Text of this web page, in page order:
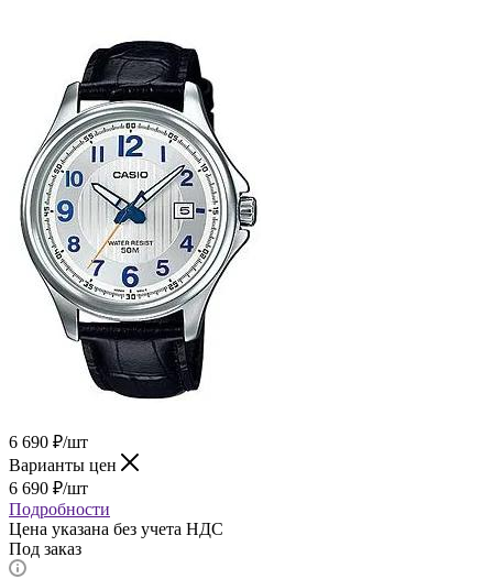
6 690 ₽/шт
Варианты цен
6 690 ₽/шт
Подробности
Цена указана без учета НДС
Под заказ